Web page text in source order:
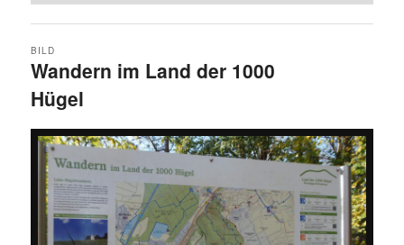
Wandern im Land der 1000
Hügel
BILD